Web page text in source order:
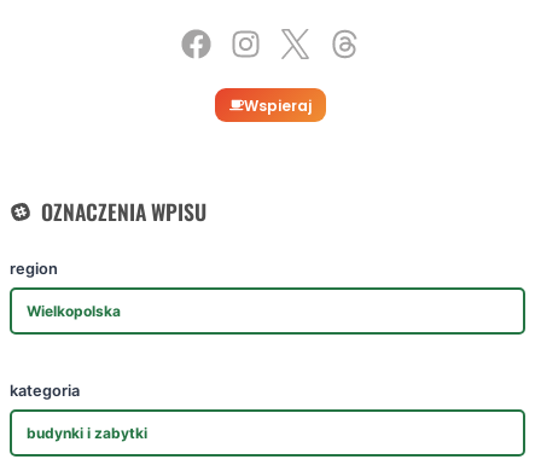
Wspieraj
OZNACZENIA WPISU
region
Wielkopolska
kategoria
budynki i zabytki